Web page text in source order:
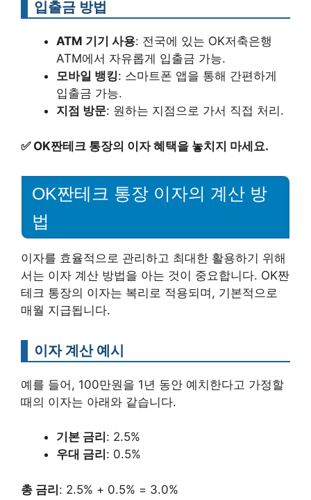
입출금 방법
ATM 기기 사용: 전국에 있는 OK저축은행
ATM에서 자유롭게 입출금 가능.
모바일 뱅킹: 스마트폰 앱을 통해 간편하게
입출금 가능.
지점 방문: 원하는 지점으로 가서 직접 처리.
✅ OK짠테크 통장의 이자 혜택을 놓치지 마세요.
OK짠테크 통장 이자의 계산 방
법
이자를 효율적으로 관리하고 최대한 활용하기 위해
서는 이자 계산 방법을 아는 것이 중요합니다. OK짠
테크 통장의 이자는 복리로 적용되며, 기본적으로
매월 지급됩니다.
이자 계산 예시
예를 들어, 100만원을 1년 동안 예치한다고 가정할
때의 이자는 아래와 같습니다.
기본 금리 : 2.5%
우대 금리 : 0.5%
총 금리: 2.5% + 0.5% = 3.0%